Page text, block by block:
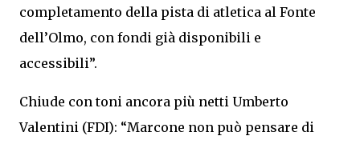
completamento della pista di atletica al Fonte
dell’Olmo, con fondi già disponibili e
accessibili”.
Chiude con toni ancora più netti Umberto
Valentini (FDI): “Marcone non può pensare di